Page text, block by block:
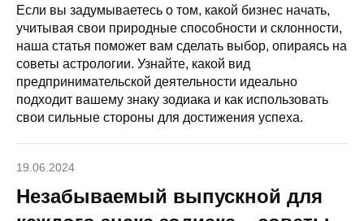
Если вы задумываетесь о том, какой бизнес начать,
учитывая свои природные способности и склонности,
наша статья поможет вам сделать выбор, опираясь на
советы астрологии. Узнайте, какой вид
предпринимательской деятельности идеально
подходит вашему знаку зодиака и как использовать
свои сильные стороны для достижения успеха.
19.06.2024
Незабываемый выпускной для